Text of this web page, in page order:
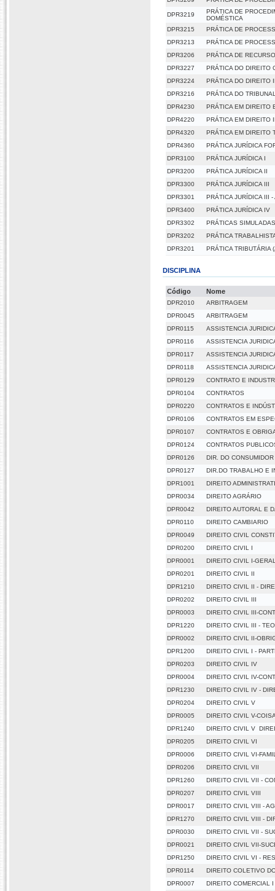
DPR3219
PRÁTICA DE
DOMÉSTICA
DPR3215
PRÁTICA DE
DPR3213
PRÁTICA DE
DPR3206
PRÁTICA DE
DPR3227
PRÁTICA DO DIREITO
DPR3224
PRÁTICA DO DIREITO
DPR3216
PRÁTICA DO
DPR4230
PRÁTICA EM DIREITO
DPR4220
PRÁTICA EM DIREITO
DPR4320
PRÁTICA EM DIREITO
DPR4360
PRÁTICA JURÍDICA
DPR3100
PRÁTICA JURÍDICA I
DPR3200
PRÁTICA JURÍDICA II
DPR3300
PRÁTICA JURÍDICA III
DPR3301
PRÁTICA JURÍDICA III -
DPR3400
PRÁTICA JURÍDICA IV
DPR3302
PRÁTICAS SIMULADAS
DPR3202
PRÁTICA
DPR3201
PRÁTICA TRIBUTÁRIA
DISCIPLINA
Código Nome
DPR2010
ARBITRAGEM
DPR0045
ARBITRAGEM
DPR0115
ASSISTENCIA
DPR0116
ASSISTENCIA
DPR0117
ASSISTENCIA
DPR0118
ASSISTENCIA
DPR0129
CONTRATO E
DPR0104
CONTRATOS
DPR0220
CONTRATOS E
DPR0106
CONTRATOS EM
DPR0107
CONTRATOS E
DPR0124
CONTRATOS
DPR0126
DIR. DO
DPR0127
DIR.DO TRABALHO E
DPR1001
DIREITO
DPR0034
DIREITO AGRÁRIO
DPR0042
DIREITO AUTORAL E
DPR0110
DIREITO CAMBIARIO
DPR0049
DIREITO CIVIL
DPR0200
DIREITO CIVIL I
DPR0001
DIREITO CIVIL I-
DPR0201
DIREITO CIVIL II
DPR1210
DIREITO CIVIL II -
DPR0202
DIREITO CIVIL III
DPR0003
DIREITO CIVIL III-
DPR1220
DIREITO CIVIL III -
DPR0002
DIREITO CIVIL II-
DPR1200
DIREITO CIVIL I -
DPR0203
DIREITO CIVIL IV
DPR0004
DIREITO CIVIL IV-
DPR1230
DIREITO CIVIL IV -
DPR0204
DIREITO CIVIL V
DPR0005
DIREITO CIVIL V-
DPR1240
DIREITO CIVIL V 
DPR0205
DIREITO CIVIL VI
DPR0006
DIREITO CIVIL VI-
DPR0206
DIREITO CIVIL VII
DPR1260
DIREITO CIVIL VII -
DPR0207
DIREITO CIVIL VIII
DPR0017
DIREITO CIVIL VIII -
DPR1270
DIREITO CIVIL VIII -
DPR0030
DIREITO CIVIL VII -
DPR0021
DIREITO CIVIL VII-
DPR1250
DIREITO CIVIL VI -
DPR0114
DIREITO COLETIVO
DPR0007
DIREITO COMERCIAL I